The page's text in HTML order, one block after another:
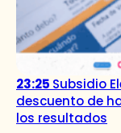
23:25 Subsidio
descuento de
los resultados